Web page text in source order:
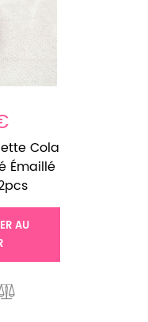
Cola
Émaillé
AU